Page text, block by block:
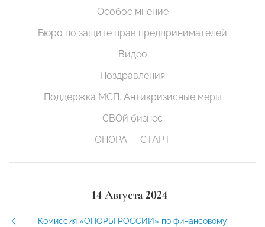
Особое мнение
Бюро по защите прав предпринимателей
Видео
Поздравления
Поддержка МСП. Антикризисные меры
СВОй бизнес
ОПОРА — СТАРТ
14 Августа 2024
Комиссия «ОПОРЫ РОССИИ» по финансовому